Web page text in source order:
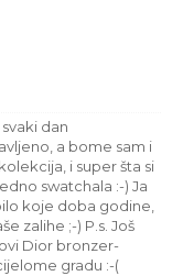
dan
a bome sam i
i super šta si
swatchala :-) Ja
koje doba godine,
zalihe ;-) P.s. Još
Dior bronzer-
gradu :-(